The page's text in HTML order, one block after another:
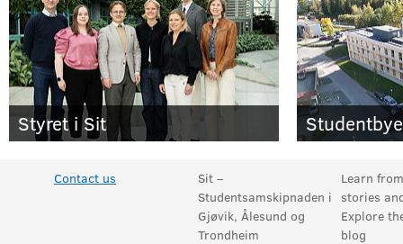
Styret i Sit
Contact us
Sit –
Studentsamskipnaden i
Gjøvik, Ålesund og
Trondheim
Learn
stories
Explore
blog